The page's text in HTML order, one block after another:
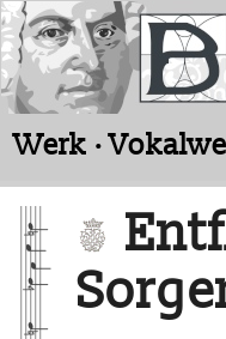
Werk ·